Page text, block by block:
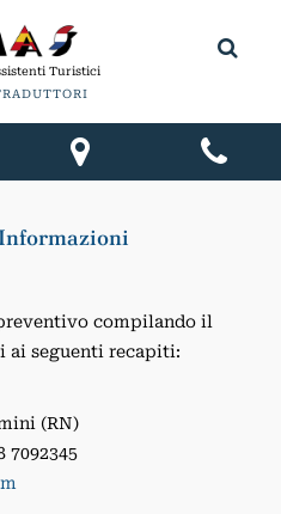
Turistici
compilando il
ai seguenti recapiti:
(RN)
7092345